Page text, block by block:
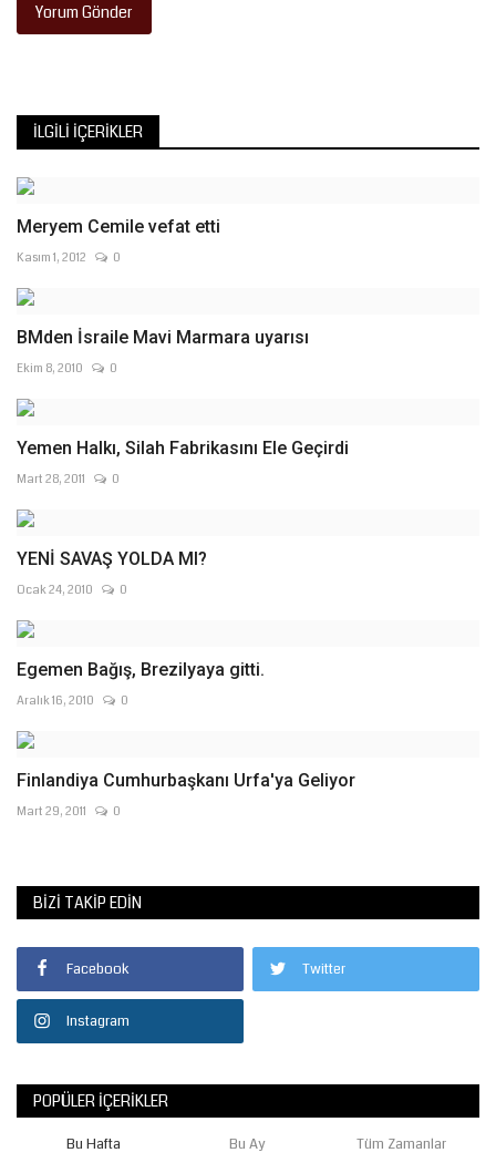
Yorum Gönder
İLGILI İÇERIKLER
Meryem Cemile vefat etti
Kasım 1, 2012 0
BMden İsraile Mavi Marmara uyarısı
Ekim 8, 2010 0
Yemen Halkı, Silah Fabrikasını Ele Geçirdi
Mart 28, 2011 0
YENİ SAVAŞ YOLDA MI?
Ocak 24, 2010 0
Egemen Bağış, Brezilyaya gitti.
Aralık 16, 2010 0
Finlandiya Cumhurbaşkanı Urfa'ya Geliyor
Mart 29, 2011 0
BIZI TAKIP EDIN
Facebook Twitter
Instagram
POPÜLER İÇERIKLER
Bu Hafta Bu Ay Tüm Zamanlar